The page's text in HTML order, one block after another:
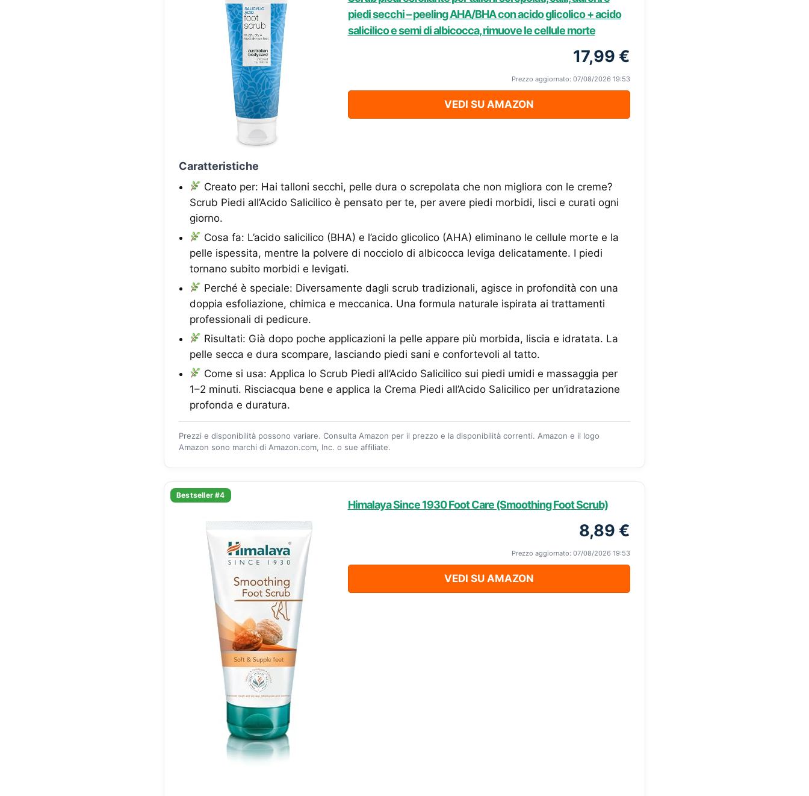
piedi secchi – peeling AHA/BHA con acido glicolico + acido
salicilico e semi di albicocca, rimuove le cellule morte
17,99 €
Prezzo aggiornato: 07/08/2026 19:53
VEDI SU AMAZON
Caratteristiche
Creato per: Hai talloni secchi, pelle dura o screpolata che non migliora con le creme?
Scrub Piedi all’Acido Salicilico è pensato per te, per avere piedi morbidi, lisci e curati ogni
giorno.
Cosa fa: L’acido salicilico (BHA) e l’acido glicolico (AHA) eliminano le cellule morte e la
pelle ispessita, mentre la polvere di nocciolo di albicocca leviga delicatamente. I piedi
tornano subito morbidi e levigati.
Perché è speciale: Diversamente dagli scrub tradizionali, agisce in profondità con una
doppia esfoliazione, chimica e meccanica. Una formula naturale ispirata ai trattamenti
professionali di pedicure.
Risultati: Già dopo poche applicazioni la pelle appare più morbida, liscia e idratata. La
pelle secca e dura scompare, lasciando piedi sani e confortevoli al tatto.
Come si usa: Applica lo Scrub Piedi all’Acido Salicilico sui piedi umidi e massaggia per
1–2 minuti. Risciacqua bene e applica la Crema Piedi all’Acido Salicilico per un’idratazione
profonda e duratura.
Prezzi e disponibilità possono variare. Consulta Amazon per il prezzo e la disponibilità correnti. Amazon e il logo
Amazon sono marchi di Amazon.com, Inc. o sue affiliate.
Bestseller #4
Himalaya Since 1930 Foot Care (Smoothing Foot Scrub)
8,89 €
Prezzo aggiornato: 07/08/2026 19:53
VEDI SU AMAZON